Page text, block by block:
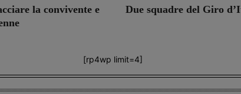
la convivente e
Due squadre del Giro
[rp4wp limit=4]